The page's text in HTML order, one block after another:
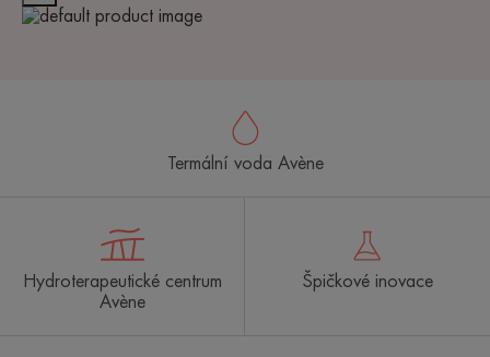
Termální voda Avène
Hydroterapeutické centrum
Avène
Špičkové inovace